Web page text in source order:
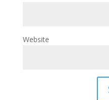
Website